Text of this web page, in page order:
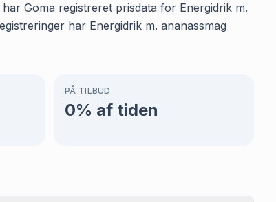
Goma registreret prisdata for Energidrik m.
har Energidrik m. ananassmag
PÅ TILBUD
0% af tiden